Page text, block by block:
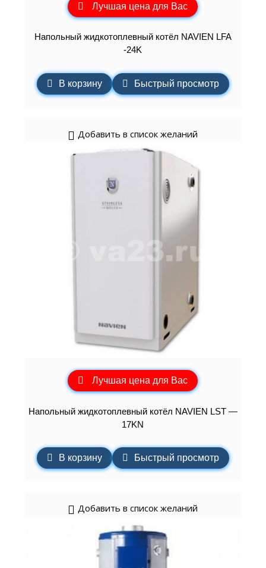
Лучшая цена для Вас
Напольный жидкотоплевный котёл NAVIEN LFA
-24K
В корзину Быстрый просмотр
Добавить в список желаний
Лучшая цена для Вас
Напольный жидкотоплевный котёл NAVIEN LST —
17KN
В корзину Быстрый просмотр
Добавить в список желаний